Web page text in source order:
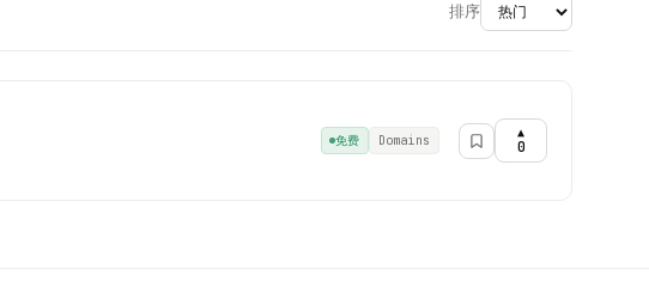
排序
免费 Domains ▲
0